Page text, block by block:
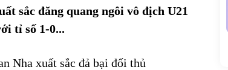
sắc đăng quang ngôi vô địch U21
tỉ số 1-0...
Nha xuất sắc đả bại đối thủ